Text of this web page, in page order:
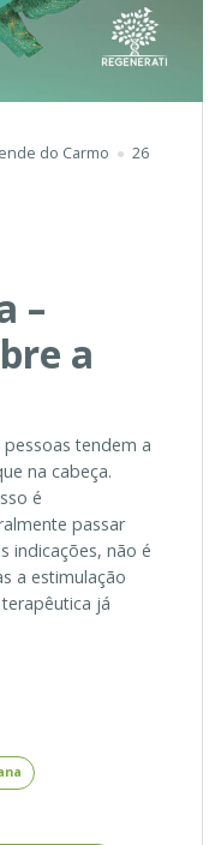
do Carmo
26
–
a
pessoas tendem a
na cabeça.
é
passar
indicações, não é
a estimulação
já